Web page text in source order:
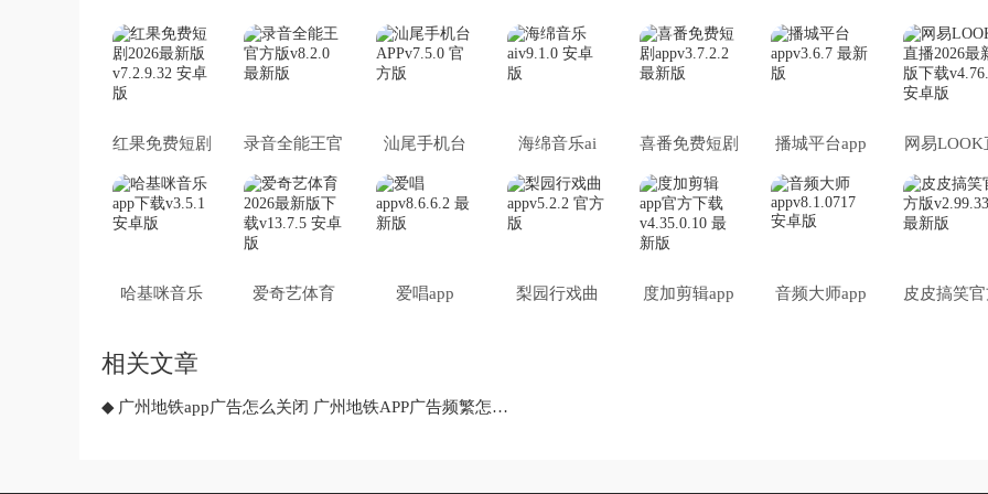
红果免费短剧
录音全能王官
汕尾手机台
海绵音乐ai
喜番免费短剧
播城平台app
网易LOOK
版下载
哈基咪音乐
爱奇艺体育
爱唱app
梨园行戏曲
度加剪辑app
音频大师app
皮皮搞笑
相关文章
广州地铁app广告怎么关闭 广州地铁APP广告频繁怎么解决